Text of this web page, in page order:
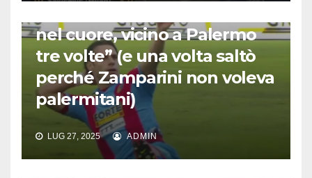
nel cuore, vicino a Palermo
tre volte” (e una volta saltò
perché Zamparini non voleva
palermitani)
LUG 27, 2025 ADMIN